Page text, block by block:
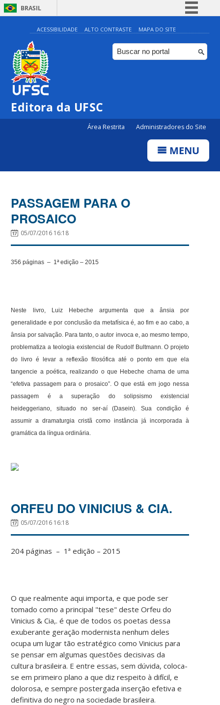
BRASIL
Simplifique!
Comunica BR
Participe
ACESSIBILIDADE ALTO CONTRASTE MAPA DO SITE
Editora da UFSC
Área Restrita Administradores do Site
MENU
PASSAGEM PARA O
PROSAICO
05/07/2016 16:18
356 páginas – 1ª edição – 2015
Neste livro, Luiz Hebeche argumenta que a ânsia por
generalidade e por conclusão da metafísica é, ao fim e ao cabo, a
ânsia por salvação. Para tanto, o autor invoca e, ao mesmo tempo,
problematiza a teologia existencial de Rudolf Bultmann. O projeto
do livro é levar a reflexão filosófica até o ponto em que ela
tangencie a poética, realizando o que Hebeche chama de uma
“efetiva passagem para o prosaico”. O que está em jogo nessa
passagem é a superação do solipsismo existencial
heideggeriano, situado no ser-aí (Dasein). Sua condição é
assumir a dramaturgia cristã como instância já incorporada à
gramática da língua ordinária.
ORFEU DO VINICIUS & CIA.
05/07/2016 16:18
204 páginas – 1ª edição – 2015
O que realmente aqui importa, e que pode ser
tomado como a principal "tese" deste Orfeu do
Vinicius & Cia,. é que de todos os poetas dessa
exuberante geração modernista nenhum deles
ocupa um lugar tão estratégico como Vinicius para
se pensar em algumas questões decisivas da
cultura brasileira. E entre essas, sem dúvida, coloca-
se em primeiro plano a que diz respeito à difícil, e
dolorosa, e sempre postergada inserção efetiva e
definitiva do negro na sociedade brasileira.